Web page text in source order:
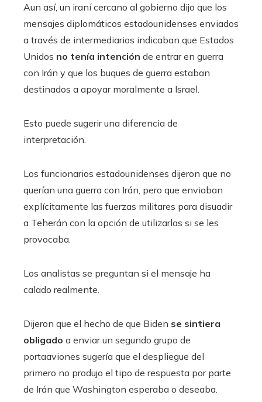
Aun así, un iraní cercano al gobierno dijo que los
mensajes diplomáticos estadounidenses enviados
a través de intermediarios indicaban que Estados
Unidos no tenía intención de entrar en guerra
con Irán y que los buques de guerra estaban
destinados a apoyar moralmente a Israel.
Esto puede sugerir una diferencia de
interpretación.
Los funcionarios estadounidenses dijeron que no
querían una guerra con Irán, pero que enviaban
explícitamente las fuerzas militares para disuadir
a Teherán con la opción de utilizarlas si se les
provocaba.
Los analistas se preguntan si el mensaje ha
calado realmente.
Dijeron que el hecho de que Biden se sintiera
obligado a enviar un segundo grupo de
portaaviones sugería que el despliegue del
primero no produjo el tipo de respuesta por parte
de Irán que Washington esperaba o deseaba.